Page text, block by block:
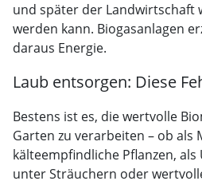
und später der Landwirtschaft
werden kann. Biogasanlagen
daraus Energie.
Laub entsorgen: Diese
Bestens ist es, die wertvolle
Garten zu verarbeiten – ob als
kälteempfindliche Pflanzen,
unter Sträuchern oder